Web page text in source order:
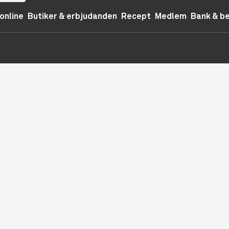
Butiker & erbjudanden Recept Medlem Bank &